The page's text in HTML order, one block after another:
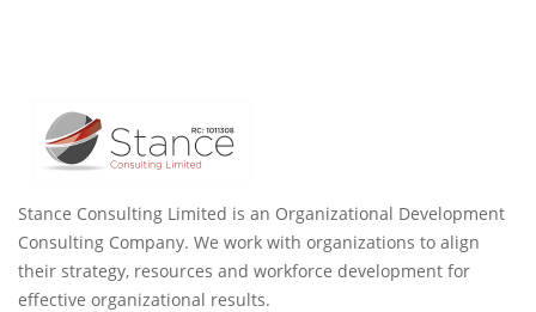
Stance Consulting Limited is an Organizational Development
Consulting Company. We work with organizations to align
their strategy, resources and workforce development for
effective organizational results.